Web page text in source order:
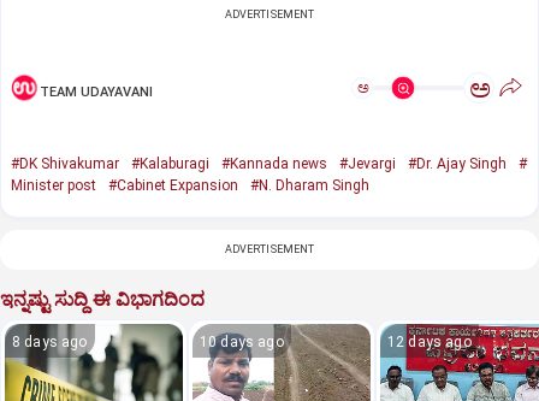
ADVERTISEMENT
TEAM UDAYAVANI ಅ ಅ
#DK Shivakumar #Kalaburagi #Kannada news #Jevargi #Dr. Ajay Singh
#
Minister post
#Cabinet Expansion #N. Dharam Singh
ADVERTISEMENT
ಇನ್ನಷ್ಟು ಸುದ್ದಿ ಈ ವಿಭಾಗದಿಂದ
8 days ago 10 days ago 12 days ago